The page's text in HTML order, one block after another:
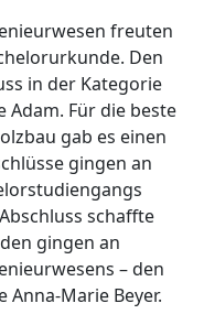
freuten
Den
in der Kategorie
Für die beste
gab es einen
gingen an
schaffte
gingen an
– den
Marie Beyer.